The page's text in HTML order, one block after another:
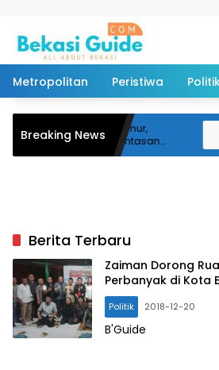
Metropolitan Peristiwa
Breaking News
Tragedi KRL Bekasi Timur,
Korban Desak Penuntasan
dan Keadilan
Berita Terbaru
Zaiman Dorong
Perbanyak di Kota
Politik 2018-12-20
B'Guide